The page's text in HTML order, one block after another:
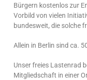
Bürgern kostenlos zur
Vorbild von vielen
bundesweit, die solche
Allein in Berlin sind ca.
Unser freies Lastenrad
Mitgliedschaft in einer